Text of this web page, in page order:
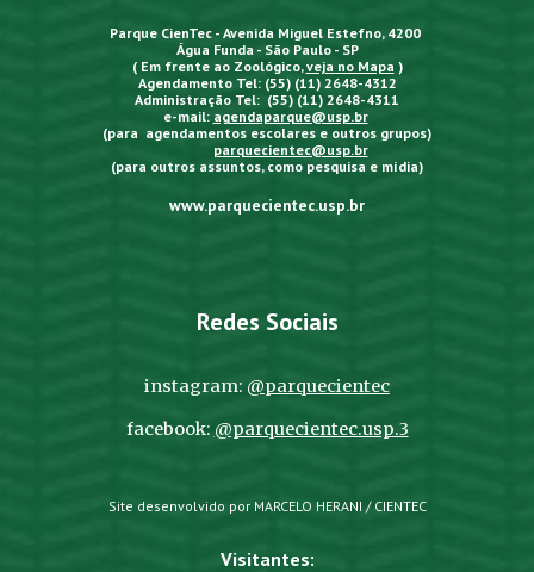
Parque CienTec - Avenida Miguel Estefno, 4200
Água Funda - São Paulo - SP
( Em frente ao Zoológico,veja no Mapa )
Agendamento Tel: (55) (11) 2648-4312
Administração Tel: (55) (11) 2648-4311
e-mail: agendaparque@usp.br
(para agendamentos escolares e outros grupos)
parquecientec@usp.br
(para outros assuntos, como pesquisa e mídia)
www.parquecientec.usp.br
Redes Sociais
instagram: @parquecientec
facebook: @parquecientec.usp.3
Site desenvolvido por MARCELO HERANI / CIENTEC
Visitantes: